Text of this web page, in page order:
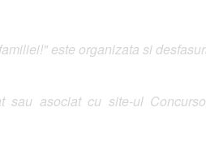
este organizata si
sau asociat cu site-ul